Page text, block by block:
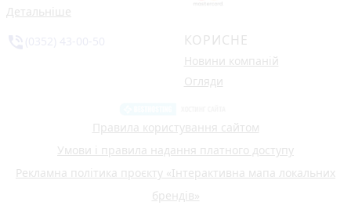
Детальніше
КОРИСНЕ
Новини компаній
Огляди
Правила користування сайтом
Умови і правила надання платного доступу
Рекламна політика проєкту «Інтерактивна мапа локальних
брендів»